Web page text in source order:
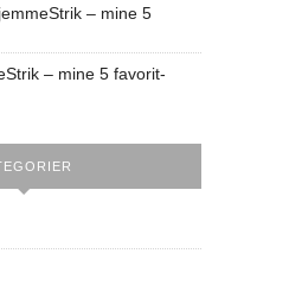
– mine 5
– mine 5 favorit-